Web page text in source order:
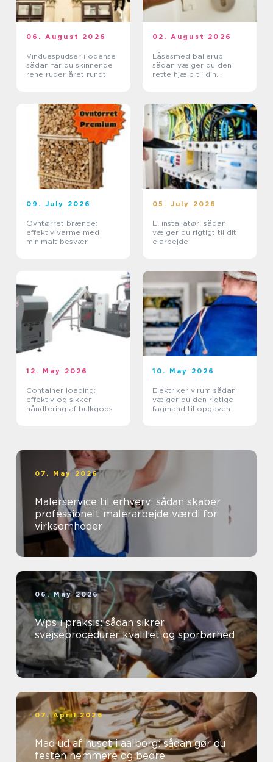
06. August 2026
Vinduespudser i odense
sådan får du skinnende
rene ruder året rundt
02. August 2026
Låsesmed ballerup
sådan vælger du den
rette hjælp til din
09. July 2026
Ovntørret brænde:
effektiv varme med
minimalt besvær
05. July 2026
El installatør: sådan
vælger du rigtigt til dit
elarbejde
12. May 2026
Container loading:
effektiv og sikker
håndtering af bulkgods
10. May 2026
Elektriker virum sådan
vælger du den rigtige
fagmand til opgaven
07. May 2026
Malerservice til erhverv: sådan skaber
professionelt malerarbejde værdi for
virksomheder
06. May 2026
Wps i praksis: sådan sikrer
svejseprocedurer kvalitet og sporbarhed
07. April 2026
Mad ud af huset i aalborg: sådan gør du
festen nemmere og bedre